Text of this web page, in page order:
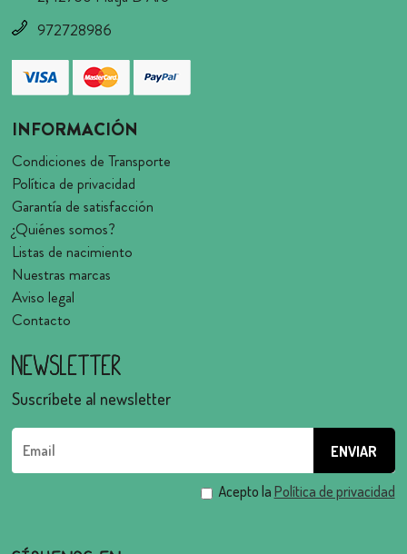
972728986
INFORMACIÓN
Condiciones de Transporte
Política de privacidad
Garantía de satisfacción
¿Quiénes somos?
Listas de nacimiento
Nuestras marcas
Aviso legal
Contacto
Newsletter
Suscríbete al newsletter
Acepto la Política de privacidad